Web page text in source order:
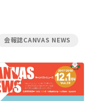
会報誌CANVAS NEWS